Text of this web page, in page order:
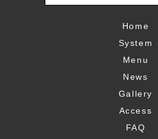
Home
System
Menu
News
Gallery
Access
FAQ